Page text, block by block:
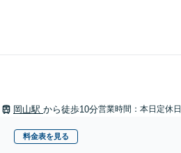
岡山駅 から徒歩10分営業時間：本日定休日
料金表を見る